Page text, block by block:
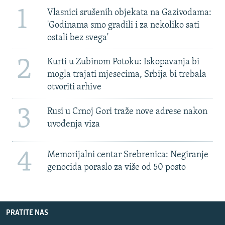
1
Vlasnici srušenih objekata na Gazivodama:
'Godinama smo gradili i za nekoliko sati
ostali bez svega'
2
Kurti u Zubinom Potoku: Iskopavanja bi
mogla trajati mjesecima, Srbija bi trebala
otvoriti arhive
3
Rusi u Crnoj Gori traže nove adrese nakon
uvođenja viza
4
Memorijalni centar Srebrenica: Negiranje
genocida poraslo za više od 50 posto
PRATITE NAS